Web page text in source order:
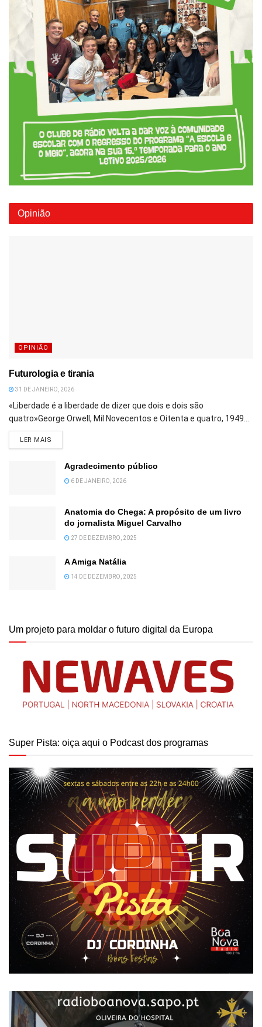
Opinião
OPINIÃO
Futurologia e tirania
31 DE JANEIRO, 2026
«Liberdade é a liberdade de dizer que dois e dois são
quatro»George Orwell, Mil Novecentos e Oitenta e quatro, 1949...
LER MAIS
Agradecimento público
6 DE JANEIRO, 2026
Anatomia do Chega: A propósito de um livro
do jornalista Miguel Carvalho
27 DE DEZEMBRO, 2025
A Amiga Natália
14 DE DEZEMBRO, 2025
Um projeto para moldar o futuro digital da Europa
Super Pista: oiça aqui o Podcast dos programas